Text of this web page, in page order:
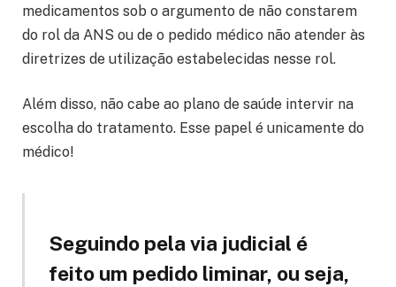
medicamentos sob o argumento de não constarem
do rol da ANS ou de o pedido médico não atender às
diretrizes de utilização estabelecidas nesse rol.
Além disso, não cabe ao plano de saúde intervir na
escolha do tratamento. Esse papel é unicamente do
médico!
Seguindo pela via judicial é
feito um pedido liminar, ou seja,